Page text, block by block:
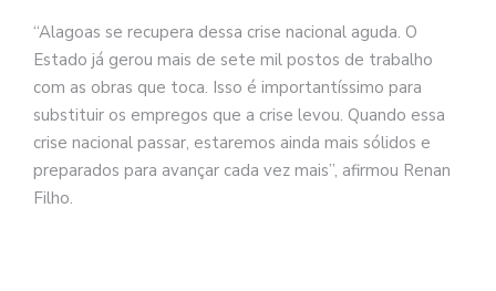
“Alagoas se recupera dessa crise nacional aguda. O
Estado já gerou mais de sete mil postos de trabalho
com as obras que toca. Isso é importantíssimo para
substituir os empregos que a crise levou. Quando essa
crise nacional passar, estaremos ainda mais sólidos e
preparados para avançar cada vez mais”, afirmou Renan
Filho.